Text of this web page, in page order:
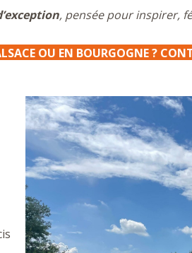
, pensée pour inspirer,
OU EN BOURGOGNE ?